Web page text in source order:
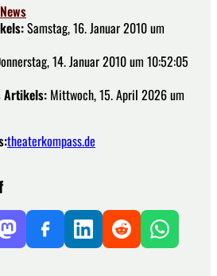
News
Samstag, 16. Januar 2010 um
14. Januar 2010 um 10:52:05
Artikels: Mittwoch, 15. April 2026 um
theaterkompass.de